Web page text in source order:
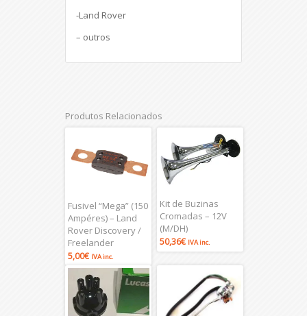
-Land Rover
– outros
Produtos Relacionados
Fusivel “Mega” (150
Ampéres) – Land
Rover Discovery /
Freelander
5,00€ IVA inc.
Kit de Buzinas
Cromadas – 12V
(M/DH)
50,36€ IVA inc.